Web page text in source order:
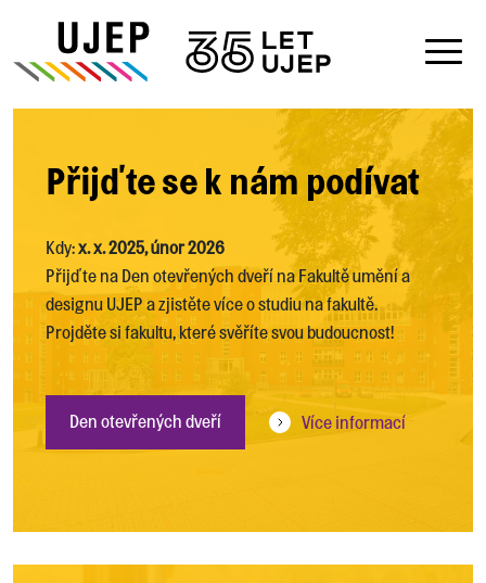
Přijďte se k nám podívat
Kdy:x. x. 2025, únor 2026
Přijďte na Den otevřených dveří na Fakultě umění a
designu UJEP a zjistěte více o studiu na fakultě.
Projděte si fakultu, které svěříte svou budoucnost!
Den otevřených dveří Více informací